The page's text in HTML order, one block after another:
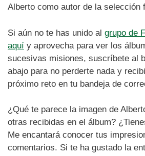
Alberto como autor de la selección
Si aún no te has unido al grupo de
aquí y aprovecha para ver los
sucesivas misiones, suscríbete al
abajo para no perderte nada y
próximo reto en tu bandeja de
¿Qué te parece la imagen de
otras recibidas en el álbum?
Me encantará conocer tus
comentarios. Si te ha gustado la